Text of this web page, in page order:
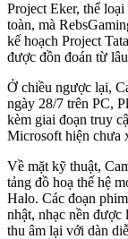
Project Eker, thể
toàn, mà
kế hoạch Project
được đồn đoán từ
Ở chiều ngược lại,
ngày 28/7 trên PC,
kèm giai đoạn truy
Microsoft hiện chưa
Về mặt kỹ thuật,
tảng đồ hoạ thế hệ
Halo. Các đoạn
nhật, nhạc nền
thu âm lại với dàn